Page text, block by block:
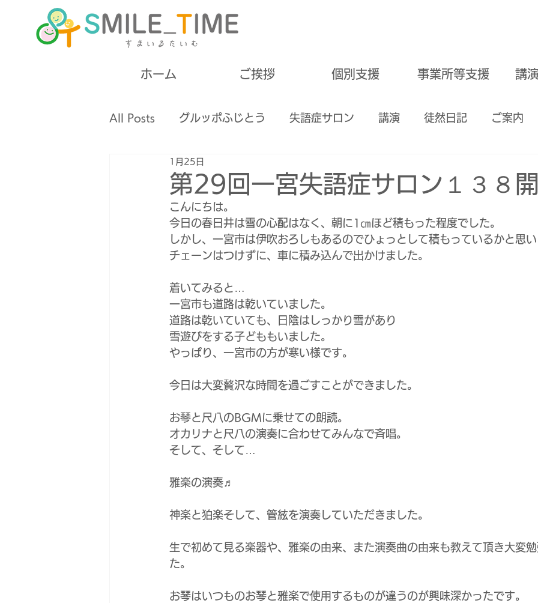
ホーム ご挨拶 個別支援 事業所等支援 講
All Posts グルッポふじとう 失語症サロン 講演 徒然日記 ご案内
失語症
無料開催 ボランティア
第29回一宮失語症サロン１３８
1月25日
こんにちは。
今日の春日井は雪の心配はなく、朝に1㎝ほど積もった程度でした。
しかし、一宮市は伊吹おろしもあるのでひょっとして積もっているかと思い
チェーンはつけずに、車に積み込んで出かけました。
着いてみると…
一宮市も道路は乾いていました。
道路は乾いていても、日陰はしっかり雪があり
雪遊びをする子どももいました。
やっぱり、一宮市の方が寒い様です。
今日は大変贅沢な時間を過ごすことができました。
お琴と尺八のBGMに乗せての朗読。
オカリナと尺八の演奏に合わせてみんなで斉唱。
そして、そして…
雅楽の演奏♬
神楽と狛楽そして、管絃を演奏していただきました。
生で初めて見る楽器や、雅楽の由来、また演奏曲の由来も教えて頂き大変
た。
お琴はいつものお琴と雅楽で使用するものが違うのが興味深かったです。